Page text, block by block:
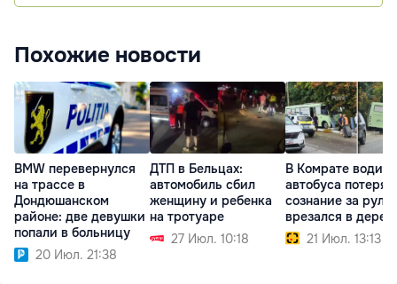
Похожие новости
BMW перевернулся
на трассе в
Дондюшанском
районе: две девушки
попали в больницу
20 Июл. 21:38
ДТП в Бельцах:
автомобиль сбил
женщину и ребенка
на тротуаре
27 Июл. 10:18
В Комрате
автобуса потерял
сознание за
врезался в
21 Июл. 13:13